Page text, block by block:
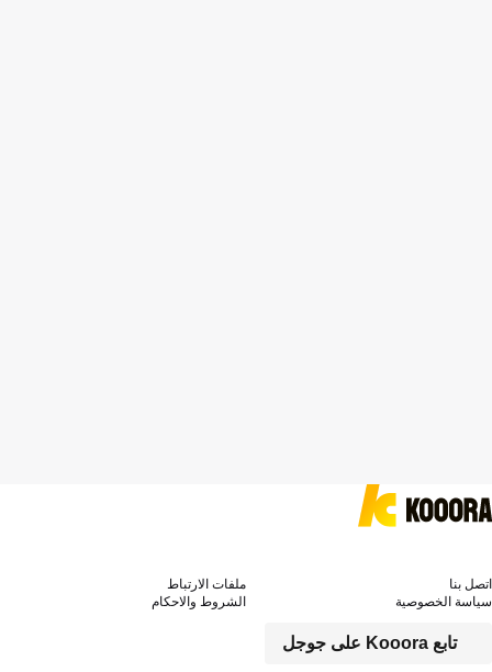
تابع Kooora على جوجل
اتصل بنا
ملفات الارتباط
سياسة الخصوصية
الشروط والاحكام